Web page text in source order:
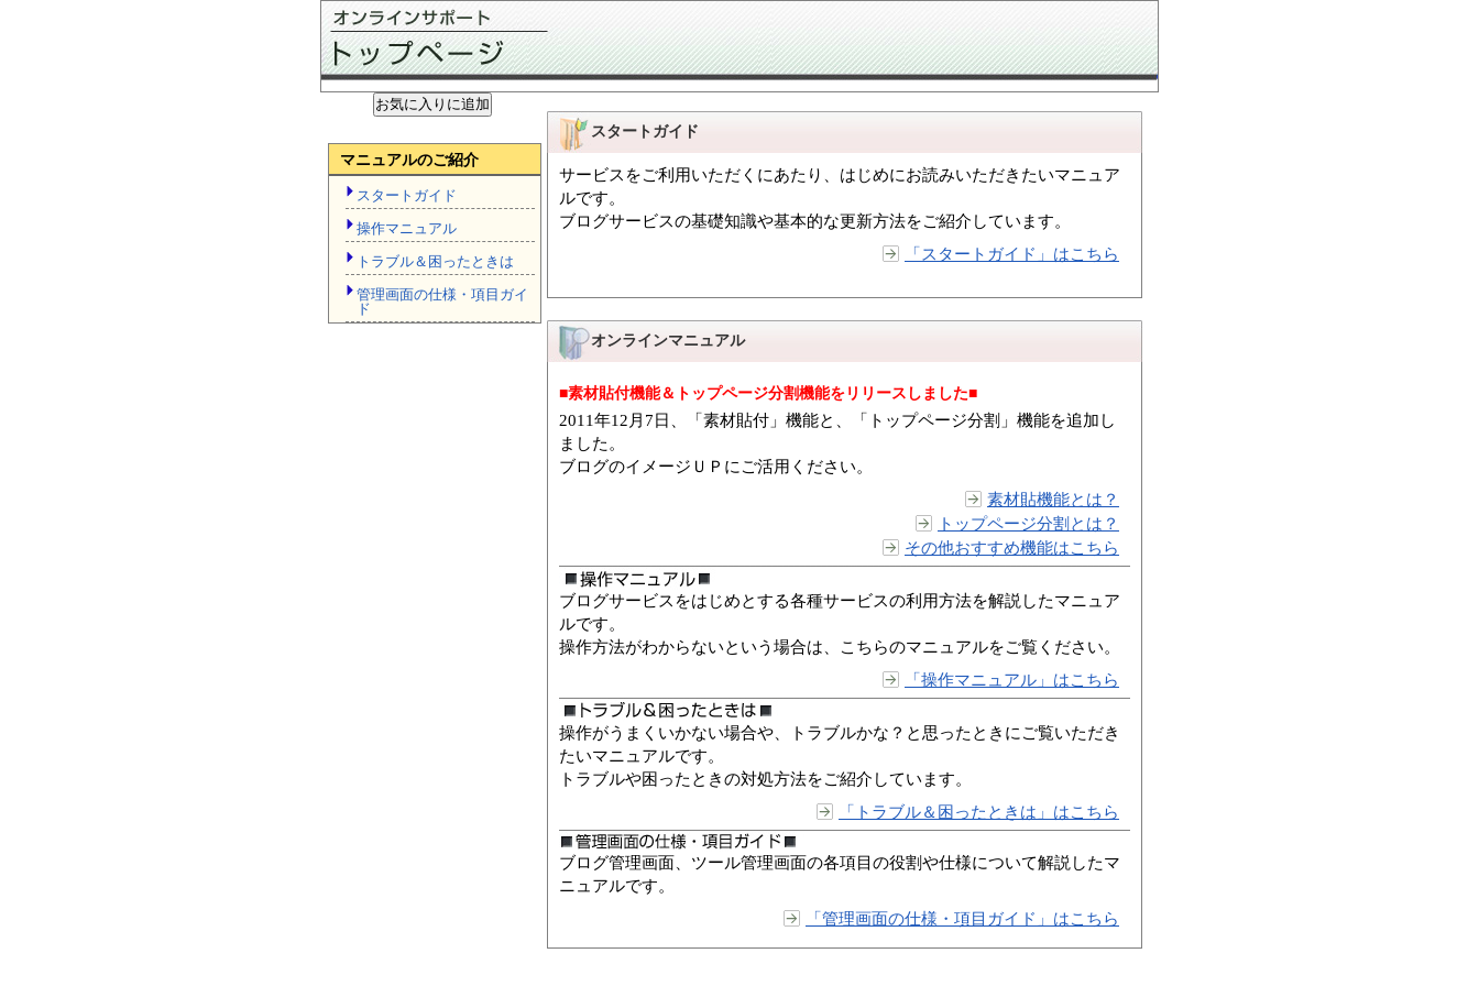
スタートガイド
サービスをご利用いただくにあたり、はじめにお読みいただきたいマニュア
ルです。
ブログサービスの基礎知識や基本的な更新方法をご紹介しています。
「スタートガイド」はこちら
オンラインマニュアル
■素材貼付機能＆トップページ分割機能をリリースしました■
2011年12月7日、「素材貼付」機能と、「トップページ分割」機能を追加し
ました。
ブログのイメージＵＰにご活用ください。
素材貼機能とは？
トップページ分割とは？
その他おすすめ機能はこちら
ブログサービスをはじめとする各種サービスの利用方法を解説したマニュア
ルです。
操作方法がわからないという場合は、こちらのマニュアルをご覧ください。
「操作マニュアル」はこちら
操作がうまくいかない場合や、トラブルかな？と思ったときにご覧いただき
たいマニュアルです。
トラブルや困ったときの対処方法をご紹介しています。
「トラブル＆困ったときは」はこちら
ブログ管理画面、ツール管理画面の各項目の役割や仕様について解説したマ
ニュアルです。
「管理画面の仕様・項目ガイド」はこちら
マニュアルのご紹介
スタートガイド
操作マニュアル
トラブル＆困ったときは
管理画面の仕様・項目ガイ
ド